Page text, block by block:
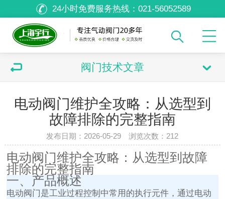
24小时免费服务热线： 021-56052589
阀门技术文章
电动阀门维护全攻略：从选型到
故障排除的完整指南
发布日期：2026-05-29 浏览次数： 212
电动阀门维护全攻略：从选型到故障
排除的完整指南
一、产品概述
电动阀门是工业过程控制中常用的执行元件，通过电动